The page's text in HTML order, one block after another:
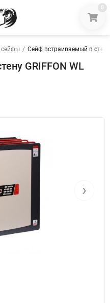
0
сейфы / Сейф встраиваемый в стену
GRIFFON WL
›